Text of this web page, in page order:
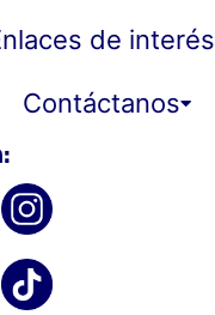
de interés
Contáctanos